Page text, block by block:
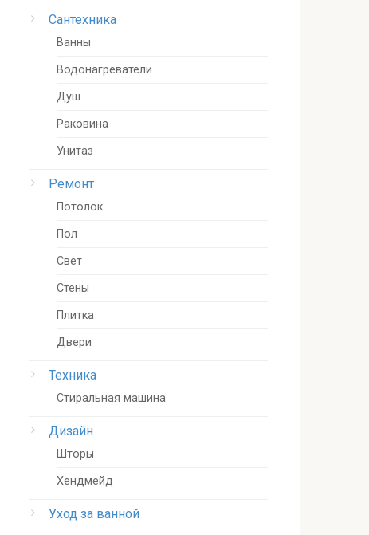
Сантехника
Ванны
Водонагреватели
Душ
Раковина
Унитаз
Ремонт
Потолок
Пол
Свет
Стены
Плитка
Двери
Техника
Стиральная машина
Дизайн
Шторы
Хендмейд
Уход за ванной